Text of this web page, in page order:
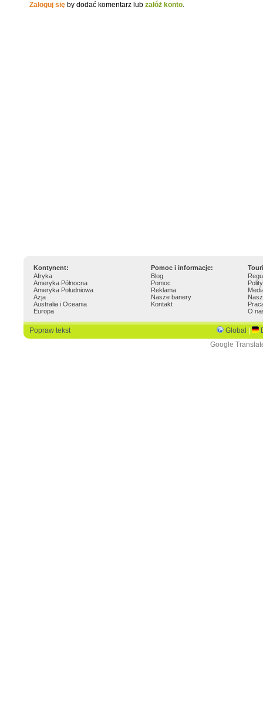
Zaloguj się by dodać komentarz lub załóż konto.
Kontynent: Pomoc i informacje:
Afryka
Ameryka Północna
Ameryka Południowa
Azja
Australia i Oceania
Europa
Blog
Pomoc
Reklama
Nasze banery
Kontakt
O
Popraw tekst Global
Google